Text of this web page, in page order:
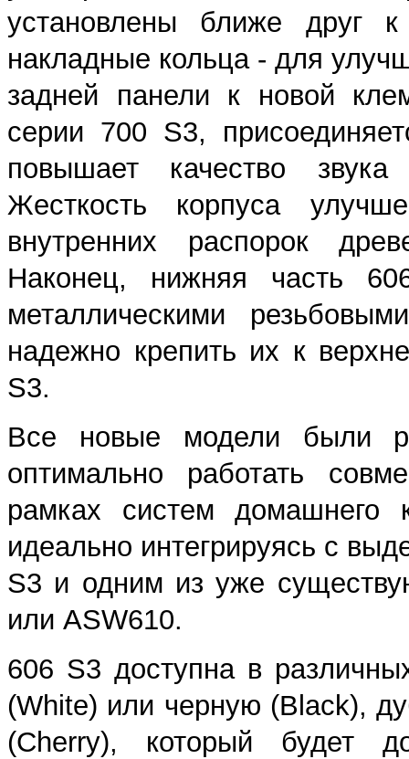
установлены ближе друг к
накладные кольца - для
задней панели к новой
серии 700 S3,
повышает качество
Жесткость корпуса
внутренних распорок
Наконец, нижняя часть
металлическими
надежно крепить их к
S3.
Все новые модели были
оптимально работать
рамках систем домашнего
идеально интегрируясь с
S3 и одним из уже
или ASW610.
606 S3 доступна в
(White) или черную (Black),
(Cherry), который будет